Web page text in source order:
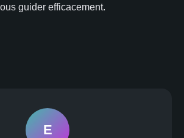
guider efficacement.
E